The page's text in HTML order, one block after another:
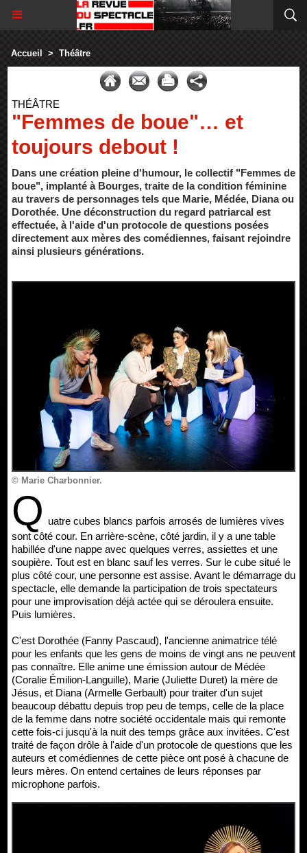
Accueil > Théâtre
THÉÂTRE
"Femmes de boue"… et
toujours debout !
Dans une création pleine d'humour, le collectif "Femmes de
boue", implanté à Bourges, traite de la condition féminine
au travers de personnages tels que Marie, Médée, Diana ou
Dorothée. Une déconstruction du regard patriarcal est
effectuée, à l'aide d'un protocole de questions posées
directement aux mères des comédiennes, faisant rejoindre
ainsi plusieurs générations.
© Marie Charbonnier.
Q uatre cubes blancs parfois arrosés de lumières vives
sont côté cour. En arrière-scène, côté jardin, il y a une table
habillée d'une nappe avec quelques verres, assiettes et une
soupière. Tout est en blanc sauf les verres. Sur le cube situé le
plus côté cour, une personne est assise. Avant le démarrage du
spectacle, elle demande la participation de trois spectateurs
pour une improvisation déjà actée qui se déroulera ensuite.
Puis lumières.
C'est Dorothée (Fanny Pascaud), l'ancienne animatrice télé
pour les enfants que les gens de moins de vingt ans ne peuvent
pas connaître. Elle anime une émission autour de Médée
(Coralie Émilion-Languille), Marie (Juliette Duret) la mère de
Jésus, et Diana (Armelle Gerbault) pour traiter d'un sujet
beaucoup débattu depuis trop peu de temps, celle de la place
de la femme dans notre société occidentale mais qui remonte
cette fois-ci jusqu'à la nuit des temps grâce aux invitées. C'est
traité de façon drôle à l'aide d'un protocole de questions que les
auteurs et comédiennes de cette pièce ont posé à chacune de
leurs mères. On entend certaines de leurs réponses par
microphone parfois.